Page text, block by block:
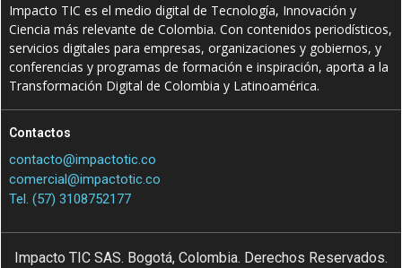
Impacto TIC es el medio digital de Tecnología, Innovación y
Ciencia más relevante de Colombia. Con contenidos periodísticos,
servicios digitales para empresas, organizaciones y gobiernos, y
conferencias y programas de formación e inspiración, aporta a la
Transformación Digital de Colombia y Latinoamérica.
Contactos
contacto@impactotic.co
comercial@impactotic.co
Tel. (57) 3108752177
Impacto TIC SAS. Bogotá, Colombia. Derechos Reservados.